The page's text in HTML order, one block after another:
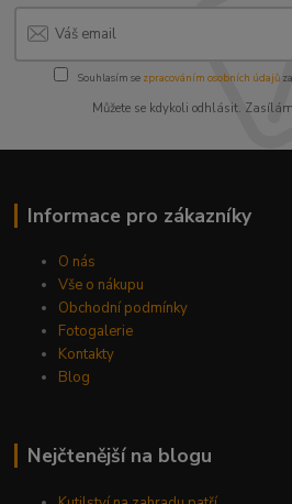
Souhlasím se zpracováním osobních údajů
Můžete se kdykoli odhlásit.
Informace pro zákazníky
O nás
Vše o nákupu
Obchodní podmínky
Fotogalerie
Kontakty
Blog
Nejčtenější na blogu